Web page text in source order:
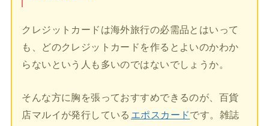
クレジットカードは海外旅行の必需品とはいって
も、どのクレジットカードを作るとよいのかわか
らないという人も多いのではないでしょうか。
そんな方に胸を張っておすすめできるのが、百貨
店マルイが発行している エポスカードです。雑誌